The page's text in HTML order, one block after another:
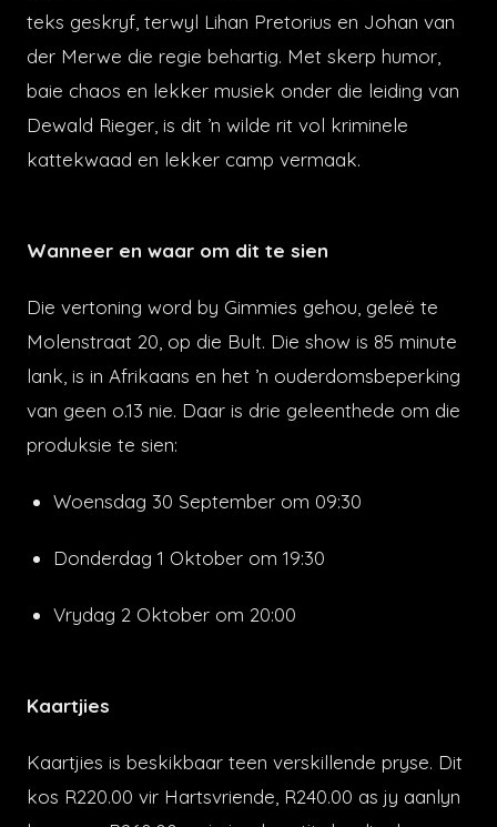
teks geskryf, terwyl Lihan Pretorius en Johan van
der Merwe die regie behartig. Met skerp humor,
baie chaos en lekker musiek onder die leiding van
Dewald Rieger, is dit ’n wilde rit vol kriminele
kattekwaad en lekker camp vermaak.
Wanneer en waar om dit te sien
Die vertoning word by Gimmies gehou, geleë te
Molenstraat 20, op die Bult. Die show is 85 minute
lank, is in Afrikaans en het ’n ouderdomsbeperking
van geen o.13 nie. Daar is drie geleenthede om die
produksie te sien:
Woensdag 30 September om 09:30
Donderdag 1 Oktober om 19:30
Vrydag 2 Oktober om 20:00
Kaartjies
Kaartjies is beskikbaar teen verskillende pryse. Dit
kos R220.00 vir Hartsvriende, R240.00 as jy aanlyn